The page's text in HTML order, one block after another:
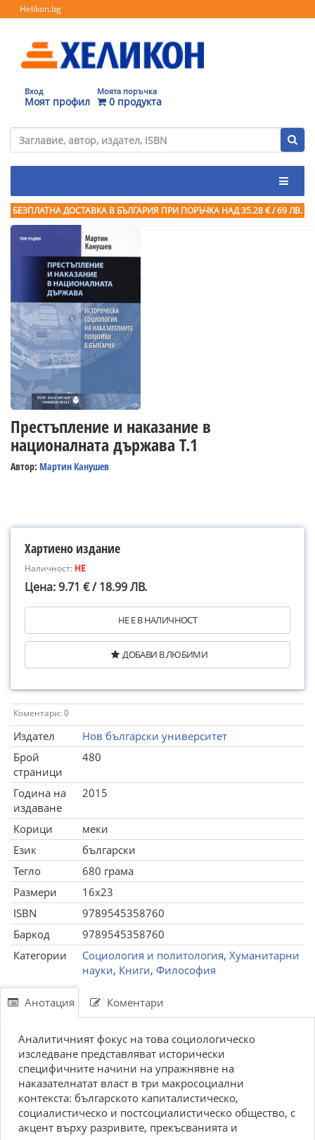
Helikon.bg
Вход
Моят профил
Моята поръчка
0 продукта
БЕЗПЛАТНА ДОСТАВКА В БЪЛГАРИЯ ПРИ ПОРЪЧКА НАД 35.28 € / 69 ЛВ.
Престъпление и наказание в
националната държава Т.1
Автор: Мартин Канушев
Хартиено издание
Наличност: НЕ
Цена: 9.71 € / 18.99 ЛВ.
НЕ Е В НАЛИЧНОСТ
ДОБАВИ В ЛЮБИМИ
Коментари: 0
Издател
Нов български университет
Брой
страници
480
Година на
издаване
2015
Корици
меки
Език
български
Тегло
680 грама
Размери
16x23
ISBN
9789545358760
Баркод
9789545358760
Категории
Социология и политология, Хуманитарни
науки, Книги, Философия
Анотация Коментари
Аналитичният фокус на това социологическо
изследване представляват исторически
специфичните начини на упражнявне на
наказателнатат власт в три макросоциални
контекста: българското капиталистическо,
социалистическо и постсоциалистическо общество, с
акцент върху разривите, прекъсванията и